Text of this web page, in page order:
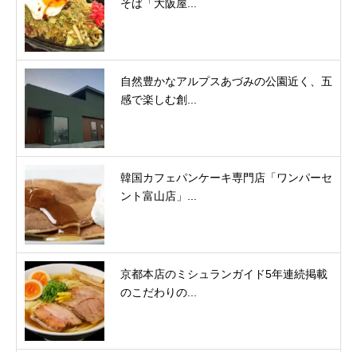
そば「大阪屋...
自然豊かなアルプスあづみの公園近く、五
感で楽しむ創...
韓国カフェパンケーキ専門店「ワンパーセ
ント富山店」...
京都本店のミシュランガイド5年連続掲載
のこだわりの...